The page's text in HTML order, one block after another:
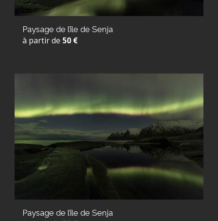
Paysage de l’île de Senja
à partir de 50 €
Paysage de l’île de Senja